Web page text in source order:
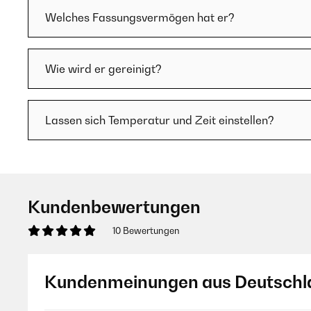
Welches Fassungsvermögen hat er?
Wie wird er gereinigt?
Lassen sich Temperatur und Zeit einstellen?
Kundenbewertungen
10 Bewertungen
Kundenmeinungen aus